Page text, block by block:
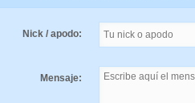
Nick / apodo:
Mensaje: